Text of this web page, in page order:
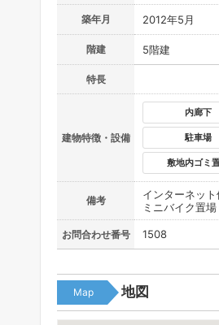
築年月 2012年5月
階建 5階建
特長
建物特徴・設備
内廊下
駐車場
敷地内ゴミ
備考
インターネット
ミニバイク置
お問合わせ番号 1508
Map 地図